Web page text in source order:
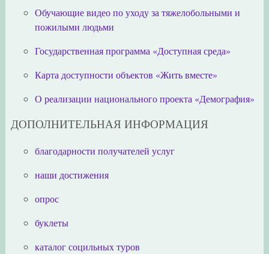
Обучающие видео по уходу за тяжелобольными и
пожилыми людьми
Государственная программа «Доступная среда»
Карта доступности объектов «Жить вместе»
О реализации национального проекта «Демография»
ДОПОЛНИТЕЛЬНАЯ ИНФОРМАЦИЯ
благодарности получателей услуг
наши достижения
опрос
буклеты
каталог социльных туров